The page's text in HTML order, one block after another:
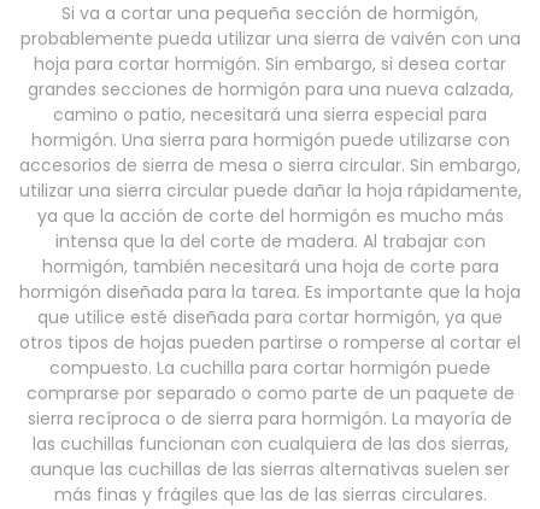
Si va a cortar una pequeña sección de hormigón,
probablemente pueda utilizar una sierra de vaivén con una
hoja para cortar hormigón. Sin embargo, si desea cortar
grandes secciones de hormigón para una nueva calzada,
camino o patio, necesitará una sierra especial para
hormigón. Una sierra para hormigón puede utilizarse con
accesorios de sierra de mesa o sierra circular. Sin embargo,
utilizar una sierra circular puede dañar la hoja rápidamente,
ya que la acción de corte del hormigón es mucho más
intensa que la del corte de madera. Al trabajar con
hormigón, también necesitará una hoja de corte para
hormigón diseñada para la tarea. Es importante que la hoja
que utilice esté diseñada para cortar hormigón, ya que
otros tipos de hojas pueden partirse o romperse al cortar el
compuesto. La cuchilla para cortar hormigón puede
comprarse por separado o como parte de un paquete de
sierra recíproca o de sierra para hormigón. La mayoría de
las cuchillas funcionan con cualquiera de las dos sierras,
aunque las cuchillas de las sierras alternativas suelen ser
más finas y frágiles que las de las sierras circulares.